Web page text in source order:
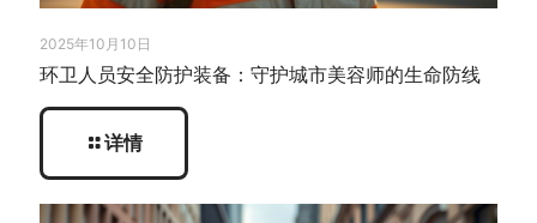
2025年10月10日
环卫人员安全防护装备：守护城市美容师的生命防线
详情